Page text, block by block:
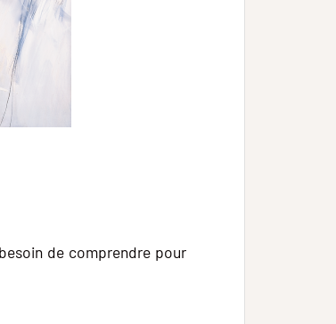
de comprendre pour